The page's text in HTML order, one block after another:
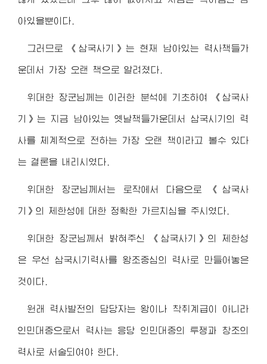
아있을뿐이다.
그러므로 《삼국사기》는 현재 남아있는 력사책들가
운데서 가장 오랜 책으로 알려졌다.
위대한 장군님 께는 이러한 분석에 기초하여 《삼국사
기》는 지금 남아있는 옛날책들가운데서 삼국시기의 력
사를 체계적으로 전하는 가장 오랜 책이라고 볼수 있다
는 결론을 내리시였다.
위대한 장군님께서 는 로작에서 다음으로 《삼국사
기》의 제한성에 대한 정확한 가르치심을 주시였다.
위대한 장군님께서 밝혀주신 《삼국사기》의 제한성
은 우선 삼국시기력사를 왕조중심의 력사로 만들어놓은
것이다.
원래 력사발전의 담당자는 왕이나 착취계급이 아니라
인민대중으로서 력사는 응당 인민대중의 투쟁과 창조의
력사로 서술되여야 한다.